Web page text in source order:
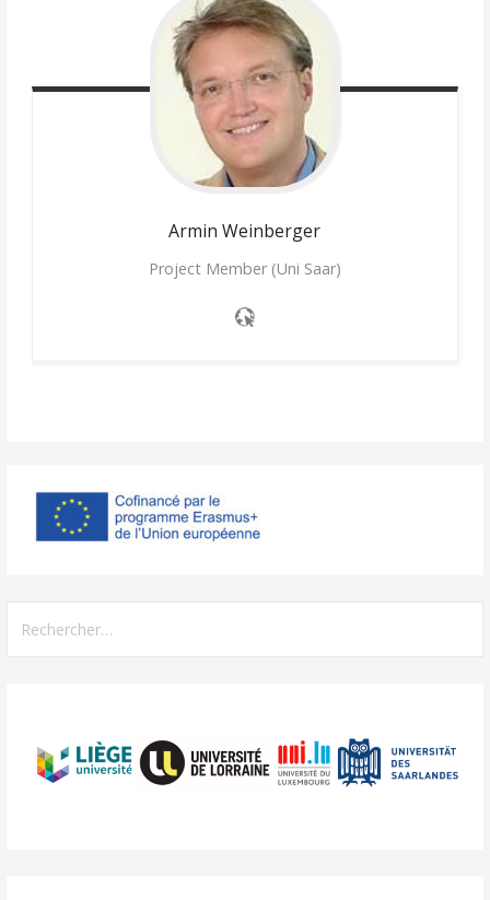
Armin Weinberger
Project Member (Uni Saar)